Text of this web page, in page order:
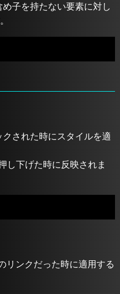
子を持たない要素に対し
された時にスタイルを適
し下げた時に反映されま
リンクだった時に適用する